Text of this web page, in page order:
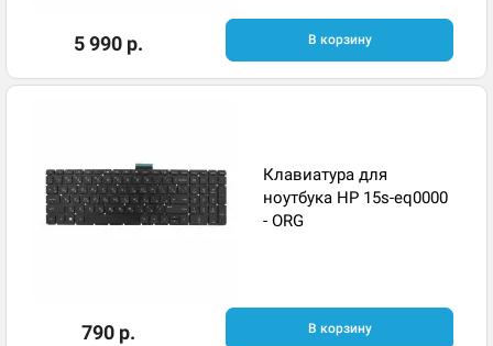
5 990 р. В корзину
Клавиатура для
ноутбука HP 15s-eq0000
- ORG
790 р. В корзину